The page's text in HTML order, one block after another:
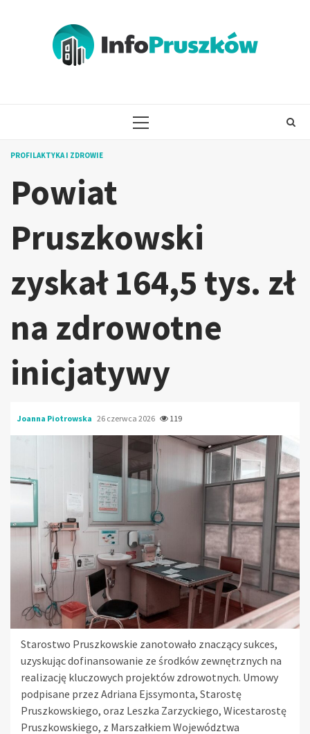
PRIMARY
PROFILAKTYKA I ZDROWIE
Powiat
Pruszkowski
zyskał 164,5 tys. zł
na zdrowotne
inicjatywy
Joanna Piotrowska 26 czerwca 2026 119
Starostwo Pruszkowskie zanotowało znaczący sukces,
uzyskując dofinansowanie ze środków zewnętrznych na
realizację kluczowych projektów zdrowotnych. Umowy
podpisane przez Adriana Ejssymonta, Starostę
Pruszkowskiego, oraz Leszka Zarzyckiego, Wicestarostę
Pruszkowskiego, z Marszałkiem Województwa